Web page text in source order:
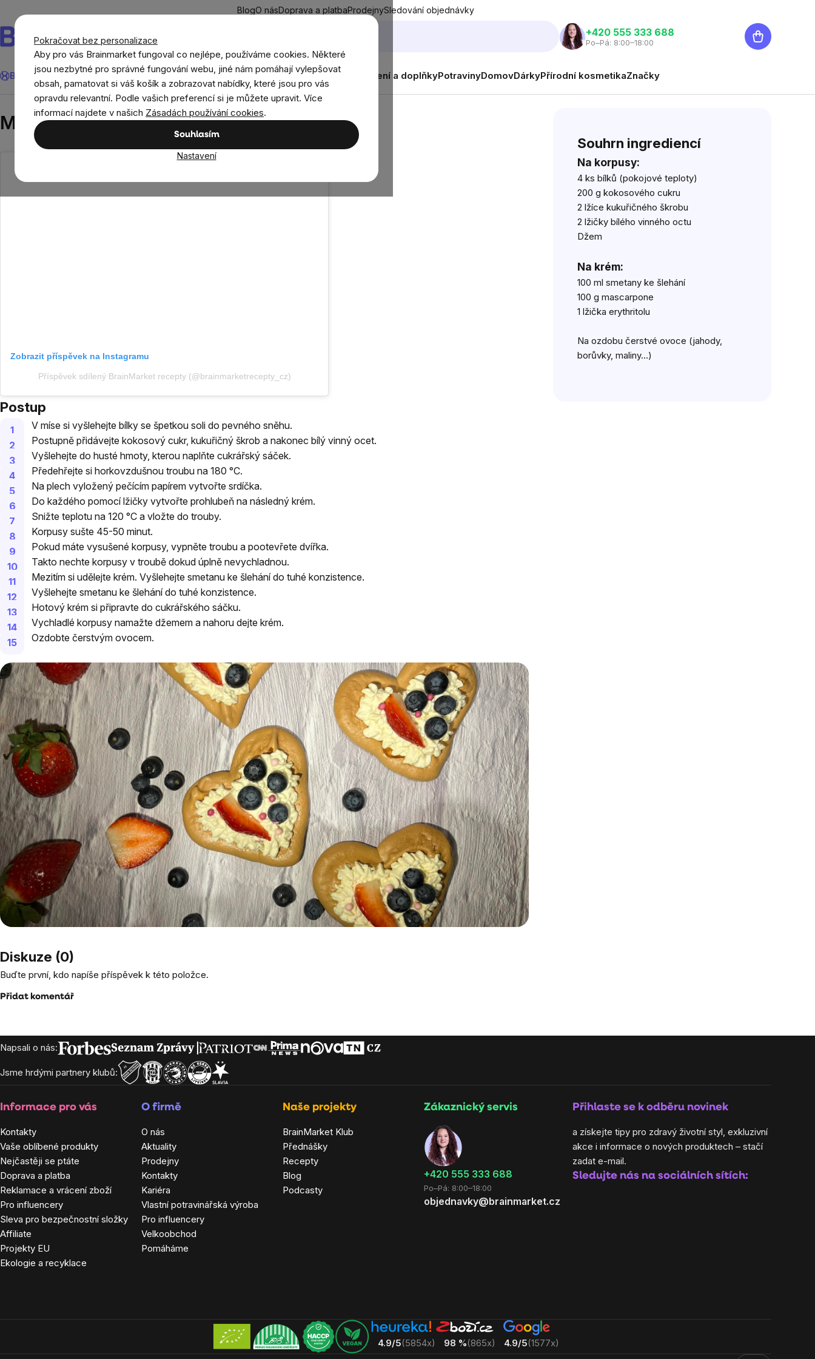
Pokračovat bez personalizace
Aby pro vás Brainmarket fungoval co nejlépe, používáme cookies. Některé
jsou nezbytné pro správné fungování webu, jiné nám pomáhají vylepšovat
obsah, pamatovat si váš košík a zobrazovat nabídky, které jsou pro vás
opravdu relevantní. Podle vašich preferencí si je můžete upravit. Více
informací najdete v našich Zásadách používání cookies.
Souhlasím
Nastavení
obsah
BlogO násDoprava a platbaProdejnySledování objednávky
Hledat
‭+420 555 333 688
Po–Pá: 8:00–18:00
Nákupní
košík
BrainMax® Léto Ušetři CíleDoplňky stravy a výživaNovinkyMužiŽenyDěti Oblečení a doplňkyPotravinyDomovDárkyPřírodní kosmetikaZnačky
Recepty Sladké recepty Mini pavlova srdíčka
Mini pavlova srdíčka
Zobrazit příspěvek na Instagramu
Příspěvek sdílený BrainMarket recepty (@brainmarketrecepty_cz)
Postup
V míse si vyšlehejte bílky se špetkou soli do pevného sněhu.
Postupně přidávejte kokosový cukr, kukuřičný škrob a nakonec bílý vinný ocet.
Vyšlehejte do husté hmoty, kterou naplňte cukrářský sáček.
Předehřejte si horkovzdušnou troubu na 180 °C.
Na plech vyložený pečícím papírem vytvořte srdíčka.
Do každého pomocí lžičky vytvořte prohlubeň na následný krém.
Snižte teplotu na 120 °C a vložte do trouby.
Korpusy sušte 45-50 minut.
Pokud máte vysušené korpusy, vypněte troubu a pootevřete dvířka.
Takto nechte korpusy v troubě dokud úplně nevychladnou.
Mezitím si udělejte krém. Vyšlehejte smetanu ke šlehání do tuhé konzistence.
Vyšlehejte smetanu ke šlehání do tuhé konzistence.
Hotový krém si připravte do cukrářského sáčku.
Vychladlé korpusy namažte džemem a nahoru dejte krém.
Ozdobte čerstvým ovocem.
Souhrn ingrediencí
Na korpusy:
4 ks bílků (pokojové teploty)
200 g kokosového cukru
2 lžíce kukuřičného škrobu
2 lžičky bílého vinného octu
Džem
Na krém:
100 ml smetany ke šlehání
100 g mascarpone
1 lžička erythritolu
Na ozdobu čerstvé ovoce (jahody,
borůvky, maliny…)
Diskuze (0)
Buďte první, kdo napíše příspěvek k této položce.
Přidat komentář
Zápatí
Napsali o nás:
Jsme hrdými partnery klubů:
Informace pro vás
Kontakty
Vaše oblíbené produkty
Nejčastěji se ptáte
Doprava a platba
Reklamace a vrácení zboží
Pro influencery
Sleva pro bezpečnostní složky
Affiliate
Projekty EU
Ekologie a recyklace
O firmě
O nás
Aktuality
Prodejny
Kontakty
Kariéra
Vlastní potravinářská výroba
Pro influencery
Velkoobchod
Pomáháme
Naše projekty
BrainMarket Klub
Přednášky
Recepty
Blog
Podcasty
Zákaznický servis
‭+420 555 333 688
Po–Pá: 8:00–18:00
objednavky@brainmarket.cz
Přihlaste se k odběru novinek
a získejte tipy pro zdravý životní styl, exkluzivní
akce i informace o nových produktech – stačí
zadat e-mail.
Sledujte nás na sociálních sítích:
4.9/5(5854x) 98 %(865x) 4.9/5(1577x)